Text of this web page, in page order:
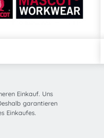
Einkauf. Uns
garantieren
Einkaufes.